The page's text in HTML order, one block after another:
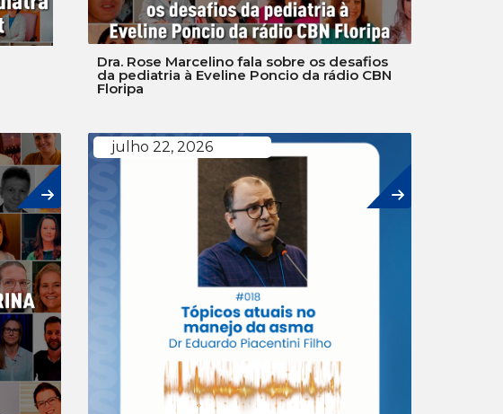
Dra. Rose Marcelino fala sobre os desafios
da pediatria à Eveline Poncio da rádio CBN
Floripa
julho 22, 2026